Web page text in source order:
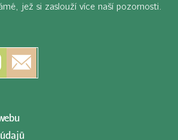
jež si zaslouží více naší pozornosti.